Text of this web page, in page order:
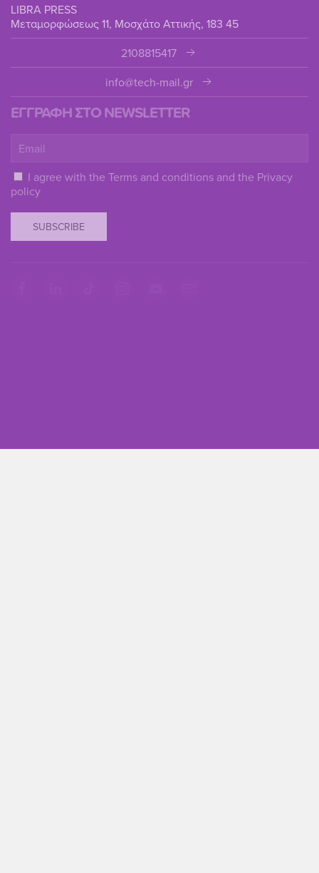
LIBRA PRESS
Μεταμορφώσεως 11, Μοσχάτο Αττικής, 183 45
2108815417
info@tech-mail.gr
ΕΓΓΡΑΦΗ ΣΤΟ NEWSLETTER
I agree with the Terms and conditions and the Privacy
policy
SUBSCRIBE